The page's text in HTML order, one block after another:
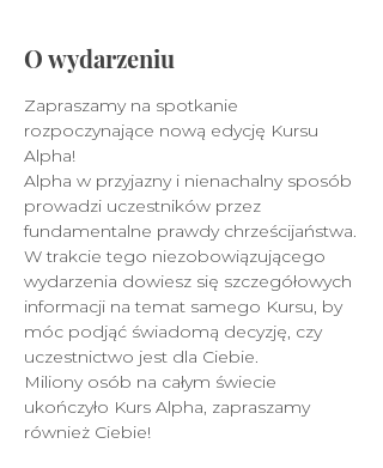
O wydarzeniu
Zapraszamy na spotkanie
rozpoczynające nową edycję Kursu
Alpha!
Alpha w przyjazny i nienachalny sposób
prowadzi uczestników przez
fundamentalne prawdy chrześcijaństwa.
W trakcie tego niezobowiązującego
wydarzenia dowiesz się szczegółowych
informacji na temat samego Kursu, by
móc podjąć świadomą decyzję, czy
uczestnictwo jest dla Ciebie.
Miliony osób na całym świecie
ukończyło Kurs Alpha, zapraszamy
również Ciebie!